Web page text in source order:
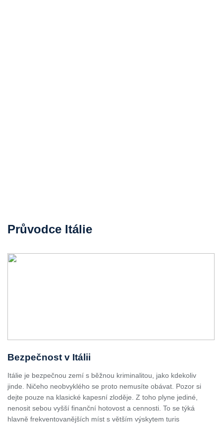
Průvodce Itálie
Bezpečnost v Itálii
Itálie je bezpečnou zemí s běžnou kriminalitou, jako kdekoliv
jinde. Ničeho neobvyklého se proto nemusíte obávat. Pozor si
dejte pouze na klasické kapesní zloděje. Z toho plyne jediné,
nenosit sebou vyšší finanční hotovost a cennosti. To se týká
hlavně frekventovanějších míst s větším výskytem turis